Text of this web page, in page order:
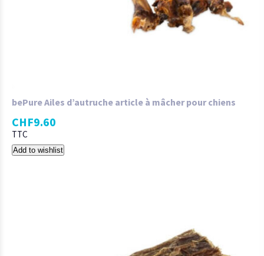
bePure Ailes d’autruche article à mâcher pour chiens
CHF9.60
TTC
Add to wishlist